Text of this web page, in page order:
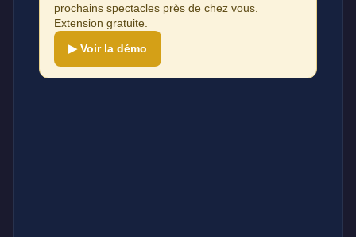
prochains spectacles près de chez vous.
Extension gratuite.
▶ Voir la démo